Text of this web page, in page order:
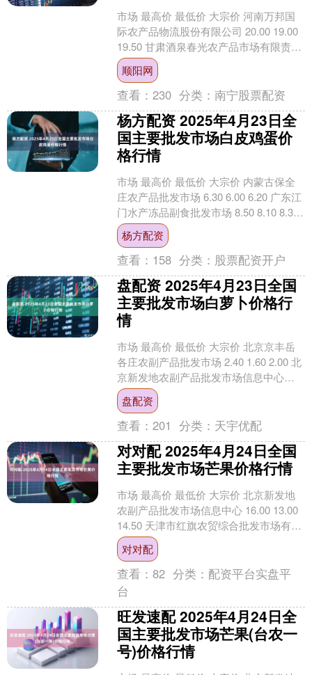
市场 最高价 最低价 大宗价 河南万邦国
际农产品物流股份有限公司 20.00 19.00
19.50 甘肃酒泉春光农产品市场有限责任
公司 18.00 16.00....
顺阳网
查看：230 分类：南宁股票配资
杨方配资 2025年4月23日全
国主要批发市场白皮鸡蛋价
格行情
市场 最高价 最低价 大宗价 内蒙古保全
庄农产品批发市场 6.30 6.00 6.20 广东江
门水产冻品副食批发市场 8.50 8.10 8.30
新疆九鼎盛和....
杨方配资
查看： 158 分类： 股票配资开户
盘配资 2025年4月23日全国
主要批发市场白萝卜价格行
情
市场 最高价 最低价 大宗价 北京京丰岳
各庄农副产品批发市场 2.40 1.60 2.00 北
京新发地农副产品批发市场信息中心
1.20 0.80 1.00 北....
盘配资
查看：201 分类： 天宇优配
对对配 2025年4月24日全国
主要批发市场芒果价格行情
市场 最高价 最低价 大宗价 北京新发地
农副产品批发市场信息中心 16.00 13.00
14.50 天津市红旗农贸综合批发市场有限
公司 14.00 7.00 ....
对对配
查看：82 分类： 配资平台实盘平
台
旺发速配 2025年4月24日全
国主要批发市场芒果(台农一
号)价格行情